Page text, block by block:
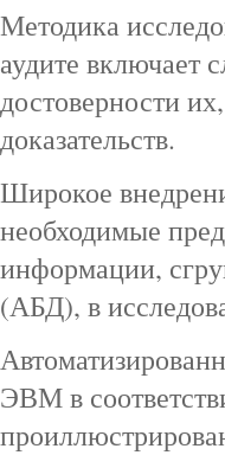
Методика
аудите включает
достоверности
доказательств.
Широкое
необходимые
информации,
(АБД), в
ЭВМ в